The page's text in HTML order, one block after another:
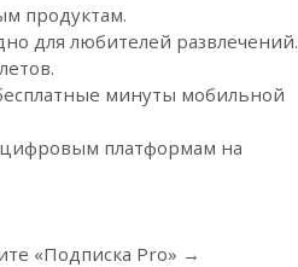
продуктам.
для любителей развлечений.
минуты мобильной
платформам на
«Подписка Pro» →